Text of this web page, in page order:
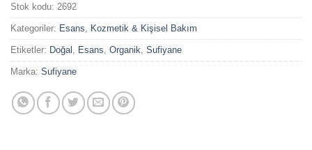
Stok kodu: 2692
Kategoriler: Esans Kozmetik & Kişisel Bakım
Etiketler: Doğal Esans Organik Sufiyane
Marka: Sufiyane